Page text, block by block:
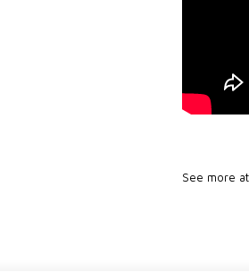
See more at